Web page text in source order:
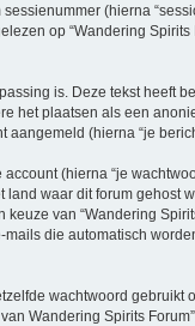
(hierna
op “Wandering Spirits
is. Deze tekst heeft
het plaatsen als een
(hierna “je
(hierna “je
waar dit forum gehost
van “Wandering
die automatisch
wachtwoord gebruikt
Wandering Spirits